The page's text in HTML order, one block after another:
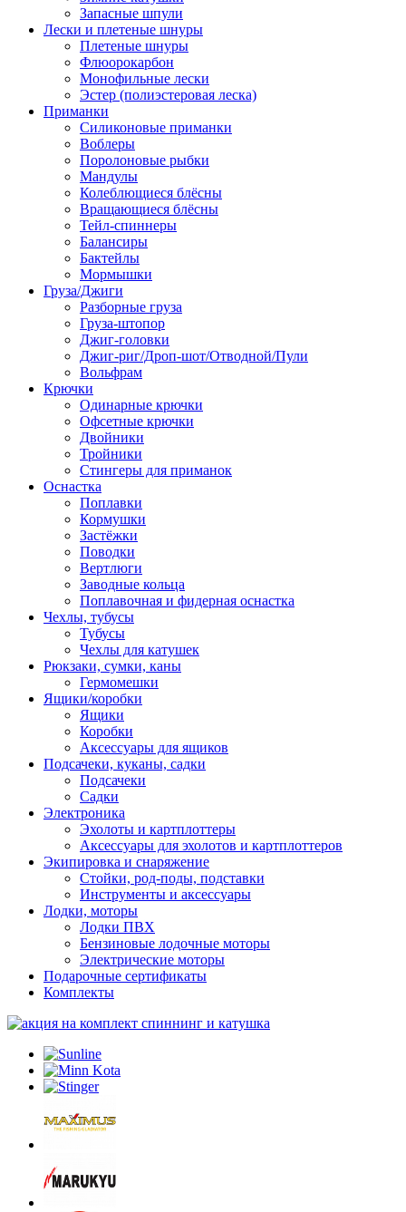
Запасные шпули
Лески и плетеные шнуры
Плетеные шнуры
Флюорокарбон
Монофильные лески
Эстер (полиэстеровая леска)
Приманки
Силиконовые приманки
Воблеры
Поролоновые рыбки
Мандулы
Колеблющиеся блёсны
Вращающиеся блёсны
Тейл-спиннеры
Балансиры
Бактейлы
Мормышки
Груза/Джиги
Разборные груза
Груза-штопор
Джиг-головки
Джиг-риг/Дроп-шот/Отводной/Пули
Вольфрам
Крючки
Одинарные крючки
Офсетные крючки
Двойники
Тройники
Стингеры для приманок
Оснастка
Поплавки
Кормушки
Застёжки
Поводки
Вертлюги
Заводные кольца
Поплавочная и фидерная оснастка
Чехлы, тубусы
Тубусы
Чехлы для катушек
Рюкзаки, сумки, каны
Гермомешки
Ящики/коробки
Ящики
Коробки
Аксессуары для ящиков
Подсачеки, куканы, садки
Подсачеки
Садки
Электроника
Эхолоты и картплоттеры
Аксессуары для эхолотов и картплоттеров
Экипировка и снаряжение
Стойки, род-поды, подставки
Инструменты и аксессуары
Лодки, моторы
Лодки ПВХ
Бензиновые лодочные моторы
Электрические моторы
Подарочные сертификаты
Комплекты